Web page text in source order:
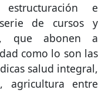
e
de cursos y
que abonen a
como lo son las
salud integral,
agricultura entre